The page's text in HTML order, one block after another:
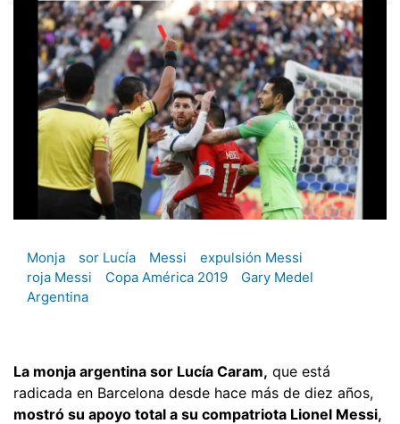
Monja sor Lucía Messi
expulsión Messi
roja Messi
Copa América 2019
Gary Medel
Argentina
La monja argentina sor Lucía Caram, que está
radicada en Barcelona desde hace más de diez años,
mostró su apoyo total a su compatriota Lionel Messi,